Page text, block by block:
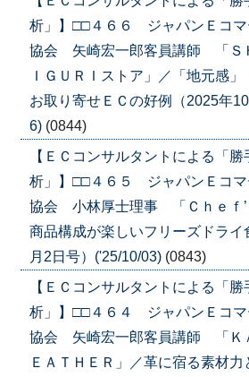
析」】□□４６６ ジャパンＥコマ
協会 矢崎宏一郎客員講師 「Ｓ
ＩＧＵＲＩストア」／「地元感」
お取り寄せＥＣの好例（2025年
6) (0844)
【ＥＣコンサルタントによる「
析」】□□４６５ ジャパンＥコマ
協会 小林厚士理事 「Ｃｈｅｆ
商品構成が楽しいフリーズドラ
月2日号）('25/10/03) (0843)
【ＥＣコンサルタントによる「
析」】□□４６４ ジャパンＥコマ
協会 矢崎宏一郎客員講師 「Ｋ
ＥＡＴＨＥＲ」／革に宿る素材力